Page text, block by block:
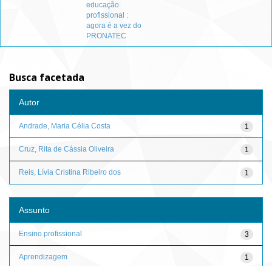
educação
profissional :
agora é a vez do
PRONATEC
Busca facetada
Autor
1
Andrade, Maria Célia Costa
1
Cruz, Rita de Cássia Oliveira
1
Reis, Lívia Cristina Ribeiro dos
Assunto
3
Ensino profissional
1
Aprendizagem